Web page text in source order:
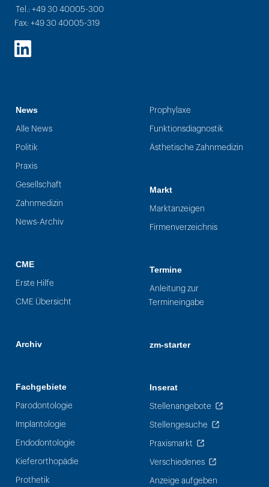
Tel.: +49 30 40005-300
Fax: +49 30 40005-319
LinkedIn
News
Alle News
Politik
Praxis
Gesellschaft
Zahnmedizin
News-Archiv
CME
Erste Hilfe
CME Übersicht
Archiv
Fachgebiete
Parodontologie
Implantologie
Endodontologie
Kieferorthopädie
Prothetik
Prophylaxe
Funktionsdiagnostik
Ästhetische Zahnmedizin
Markt
Marktanzeigen
Firmenverzeichnis
Termine
Anleitung zur
Termineingabe
zm-starter
Inserat
Stellenangebote
Stellengesuche
Praxismarkt
Verschiedenes
Anzeige aufgeben